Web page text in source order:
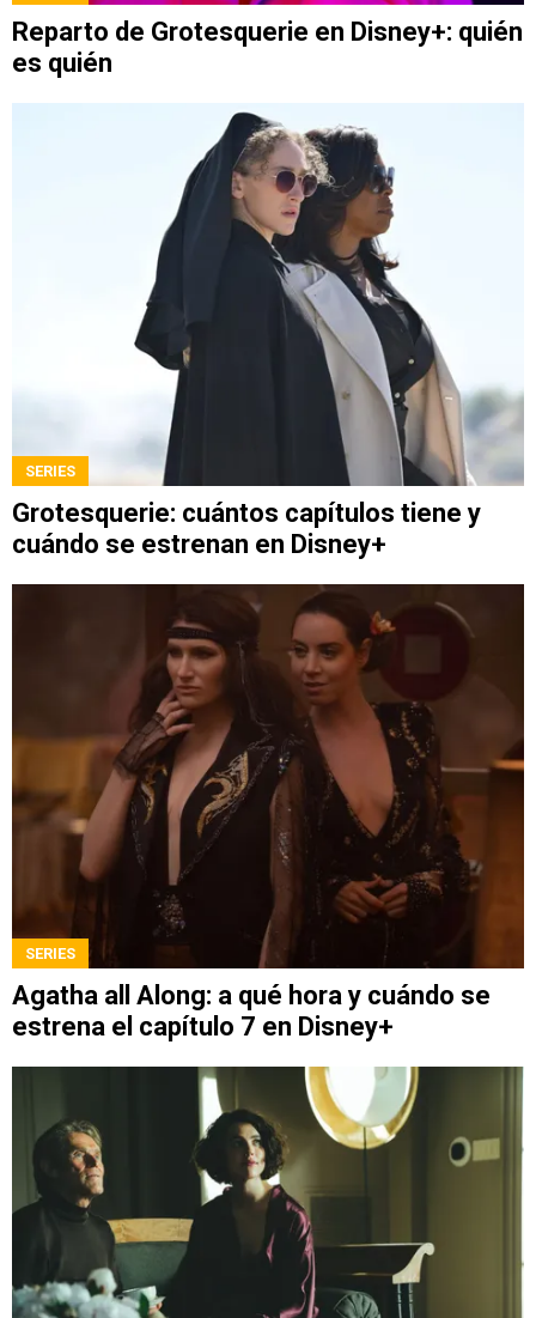
Reparto de Grotesquerie en Disney+: quién
es quién
SERIES
Grotesquerie: cuántos capítulos tiene y
cuándo se estrenan en Disney+
SERIES
Agatha all Along: a qué hora y cuándo se
estrena el capítulo 7 en Disney+